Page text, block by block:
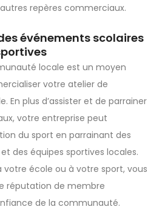
repères commerciaux.
événements scolaires
locale est un moyen
votre atelier de
En plus d’assister et de parrainer
votre entreprise peut
du sport en parrainant des
des équipes sportives locales.
votre école ou à votre sport, vous
réputation de membre
de la communauté.